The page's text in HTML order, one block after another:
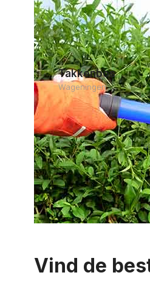
Takkenbos
Wageningen
Vind de